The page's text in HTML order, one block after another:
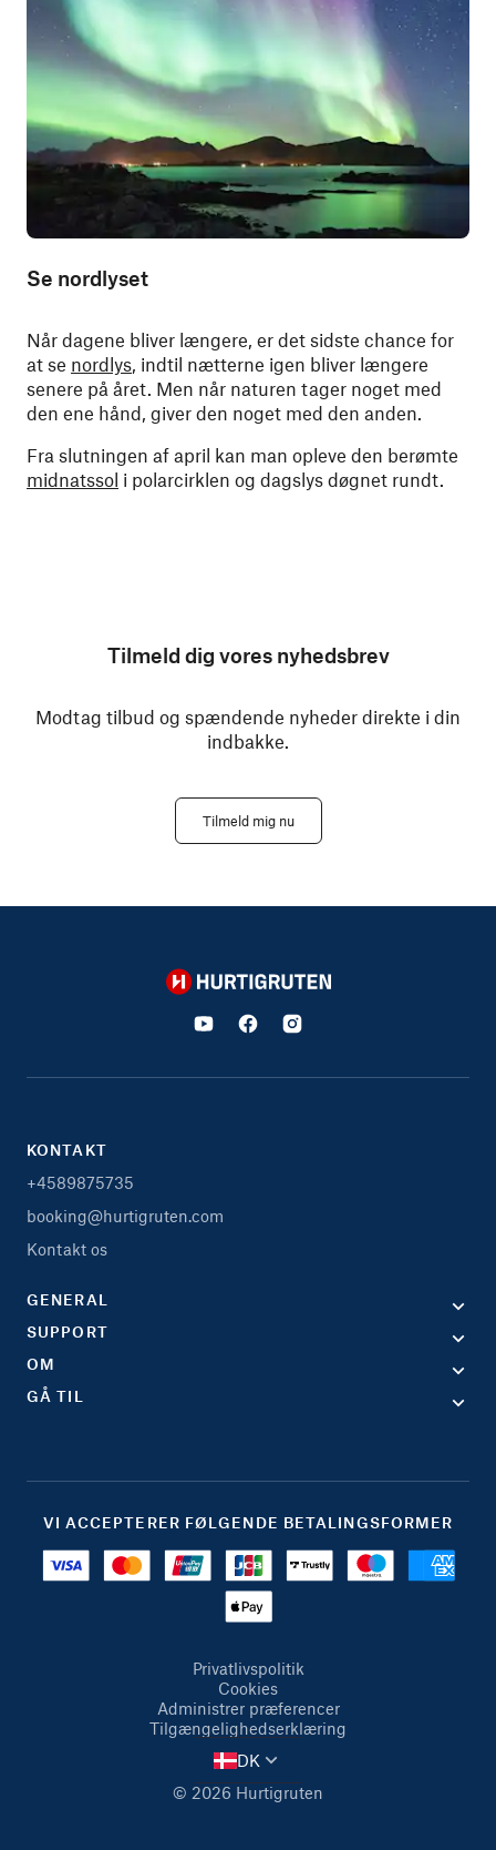
Se nordlyset
Når dagene bliver længere, er det sidste chance for
at se nordlys, indtil nætterne igen bliver længere
senere på året. Men når naturen tager noget med
den ene hånd, giver den noget med den anden.
Fra slutningen af april kan man opleve den berømte
midnatssol i polarcirklen og dagslys døgnet rundt.
Tilmeld dig vores nyhedsbrev
Modtag tilbud og spændende nyheder direkte i din
indbakke.
Tilmeld mig nu
Hurtigruten
KONTAKT
+4589875735
booking@hurtigruten.com
Kontakt os
GENERAL
SUPPORT
OM
GÅ TIL
VI ACCEPTERER FØLGENDE BETALINGSFORMER
Privatlivspolitik
Cookies
Administrer præferencer
Tilgængelighedserklæring
© 2026 Hurtigruten
DK